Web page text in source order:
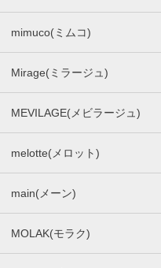
mimuco(ミムコ)
Mirage(ミラージュ)
MEVILAGE(メビラージュ)
melotte(メロット)
main(メーン)
MOLAK(モラク)